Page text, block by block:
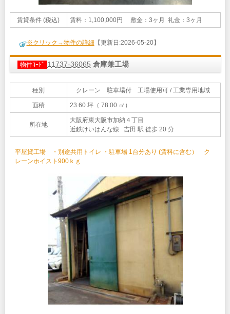
賃貸条件 (税込) 賃料：1,100,000円 敷金：3ヶ月 礼金：3ヶ月
※クリック→物件の詳細 【更新日:2026-05-20】
物件ｺｰﾄﾞ 11737-36065 倉庫兼工場
種別 クレーン 駐車場付 工場使用可 / 工業専用地域
面積 23.60 坪（ 78.00 ㎡）
所在地
大阪府東大阪市加納４丁目
近鉄けいはんな線 吉田 駅 徒歩 20 分
平屋貸工場 ・別途共用トイレ ・駐車場 1台分あり (賃料に含む） ク
レーンホイスト900ｋｇ